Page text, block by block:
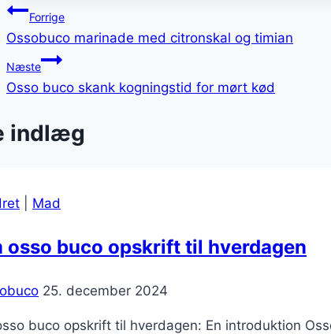
Indlægsnavigation
Forrige
Ossobuco marinade med citronskal og timian
Næste
Osso buco skank kogningstid for mørt kød
indlæg
Mad
osso buco opskrift til hverdagen
25. december 2024
buco opskrift til hverdagen: En introduktion